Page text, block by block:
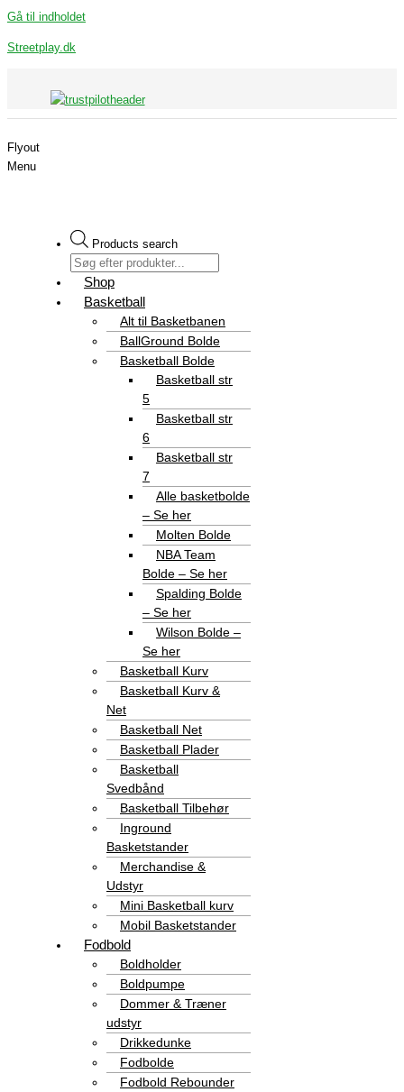
Gå til indholdet
Streetplay.dk
Flyout
Menu
Products search
Shop
Basketball
Alt til Basketbanen
BallGround Bolde
Basketball Bolde
Basketball str
5
Basketball str
6
Basketball str
7
Alle basketbolde
– Se her
Molten Bolde
NBA Team
Bolde – Se her
Spalding Bolde
– Se her
Wilson Bolde –
Se her
Basketball Kurv
Basketball Kurv &
Net
Basketball Net
Basketball Plader
Basketball
Svedbånd
Basketball Tilbehør
Inground
Basketstander
Merchandise &
Udstyr
Mini Basketball kurv
Mobil Basketstander
Fodbold
Boldholder
Boldpumpe
Dommer & Træner
udstyr
Drikkedunke
Fodbolde
Fodbold Rebounder